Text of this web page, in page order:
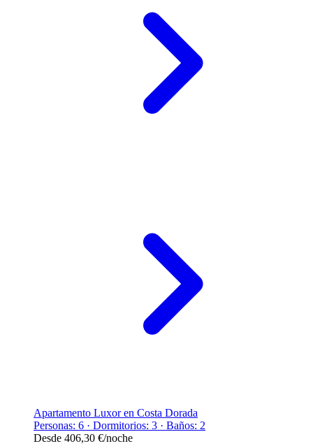
Apartamento Luxor en Costa Dorada
Personas: 6 · Dormitorios: 3 · Baños: 2
Desde 406,30 €/noche